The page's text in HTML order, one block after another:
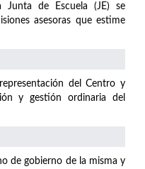
de Escuela (JE) se
asesoras que estime
del Centro y
y gestión ordinaria del
de gobierno de la misma y